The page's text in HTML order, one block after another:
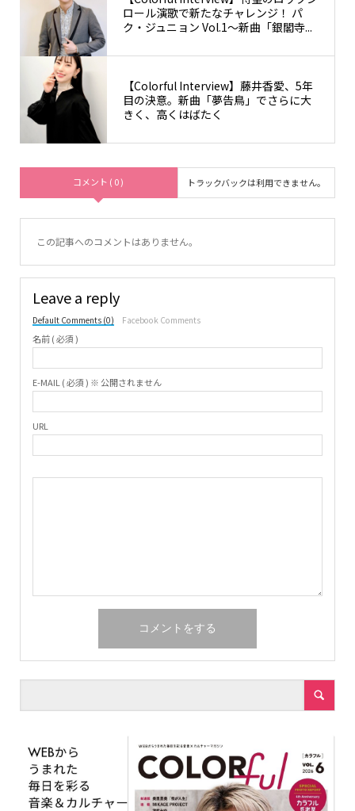
ロール演歌で新たなチャレンジ！ パ
ク・ジュニョン Vol.1〜新曲「銀閣寺...
【Colorful Interview】藤井香愛、5年
目の決意。新曲「夢告鳥」でさらに大
きく、高くはばたく
コメント ( 0 ) トラックバックは利用できません。
この記事へのコメントはありません。
Leave a reply
Default Comments (0) Facebook Comments
名前 ( 必須 )
E-MAIL ( 必須 ) ※ 公開されません
URL